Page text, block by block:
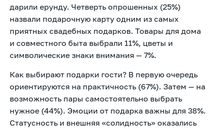
дарили ерунду. Четверть опрошенных (25%)
назвали подарочную карту одним из самых
приятных свадебных подарков. Товары для дома
и совместного быта выбрали 11%, цветы и
символические знаки внимания — 7%.
Как выбирают подарки гости? В первую очередь
ориентируются на практичность (67%). Затем — на
возможность пары самостоятельно выбрать
нужное (44%). Эмоции от подарка важны для 38%.
Статусность и внешняя «солидность» оказались